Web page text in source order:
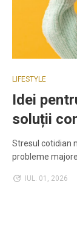
LIFESTYLE
Idei
soluții
Stresul cotidian
probleme
IUL. 01, 2026